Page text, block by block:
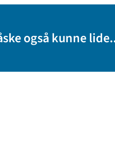
også kunne